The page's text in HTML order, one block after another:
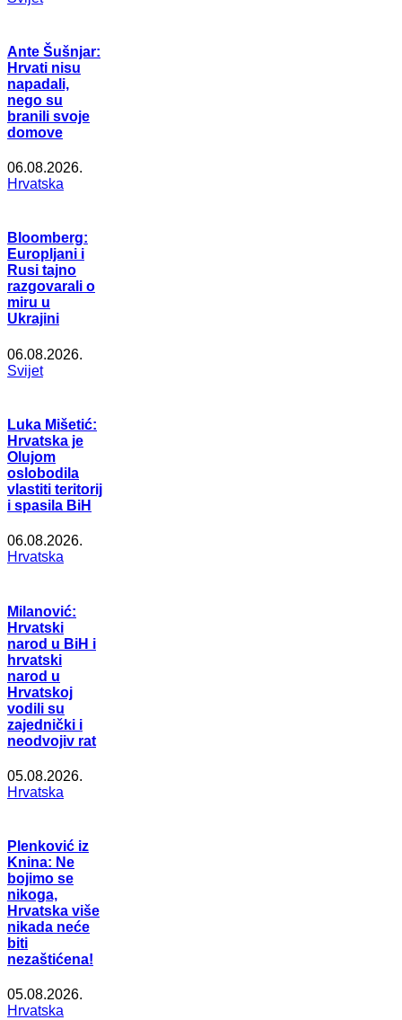
Ante Šušnjar:
Hrvati nisu
napadali,
nego su
branili svoje
domove
06.08.2026.
Hrvatska
Bloomberg:
Europljani i
Rusi tajno
razgovarali o
miru u
Ukrajini
06.08.2026.
Svijet
Luka Mišetić:
Hrvatska je
Olujom
oslobodila
vlastiti teritorij
i spasila BiH
06.08.2026.
Hrvatska
Milanović:
Hrvatski
narod u BiH i
hrvatski
narod u
Hrvatskoj
vodili su
zajednički i
neodvojiv rat
05.08.2026.
Hrvatska
Plenković iz
Knina: Ne
bojimo se
nikoga,
Hrvatska više
nikada neće
biti
nezaštićena!
05.08.2026.
Hrvatska